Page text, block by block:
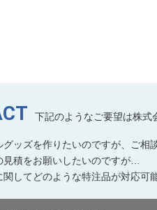
下記のようなご要望は株式
グッズを作りたいのですが、ご相
見積をお願いしたいのですが…
関してどのような特注品が対応可